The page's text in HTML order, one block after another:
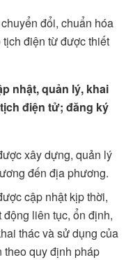
đổi, chuẩn hóa
điện từ được thiết
nhật, quản lý, khai
điện tử; đăng ký
xây dựng, quản lý
đến địa phương.
cập nhật kịp thời,
liên tục, ổn định,
thác và sử dụng của
theo quy định pháp